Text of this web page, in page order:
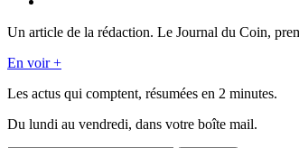
Un article de la rédaction. Le Journal du Coin,
En voir +
Les actus qui comptent, résumées en 2 minutes.
Du lundi au vendredi, dans votre boîte mail.